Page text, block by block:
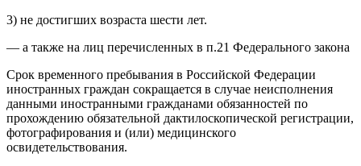
3) не достигших возраста шести лет.
— а также на лиц перечисленных в п.21 Федерального закона
Срок временного пребывания в Российской Федерации
иностранных граждан сокращается в случае неисполнения
данными иностранными гражданами обязанностей по
прохождению обязательной дактилоскопической регистрации,
фотографирования и (или) медицинского
освидетельствования.